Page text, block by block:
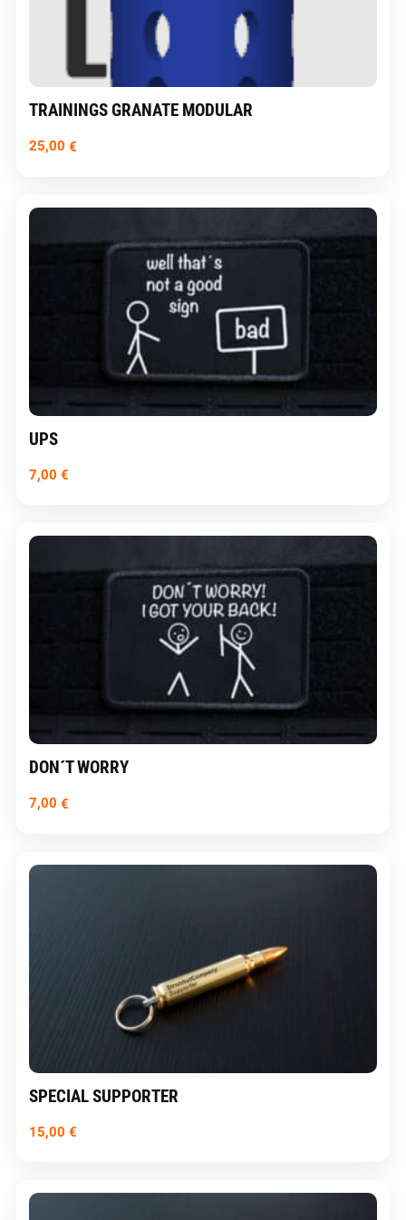
TRAININGS GRANATE MODULAR
25,00 €
UPS
7,00 €
DON´T WORRY
7,00 €
SPECIAL SUPPORTER
15,00 €